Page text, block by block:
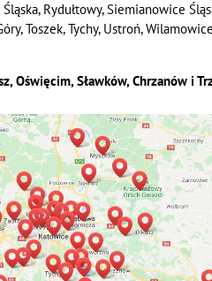
Rydułtowy, Siemianowice
Toszek, Tychy, Ustroń,
Oświęcim, Sławków, Chrzanów i